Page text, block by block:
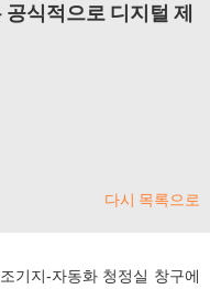
식적으로 디지털 제
다시 목록으로
기지-자동화 청정실 창구에